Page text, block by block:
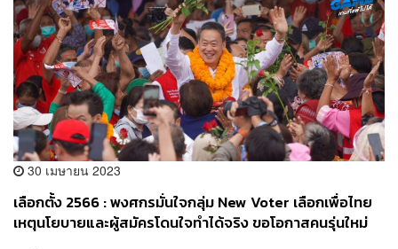
30 เมษายน 2023
เลือกตั้ง 2566 : พงศกรมั่นใจกลุ่ม New Voter เลือกเพื่อไทย
เหตุนโยบายและผู้สมัครโดนใจทำได้จริง ขอโอกาสคนรุ่นใหม่